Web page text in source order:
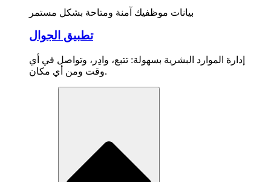
بيانات موظفيك آمنة ومتاحة بشكل مستمر
تطبيق الجوال
إدارة الموارد البشرية بسهولة: تتبع، وادِر، وتواصل في أي
وقت ومن أي مكان.